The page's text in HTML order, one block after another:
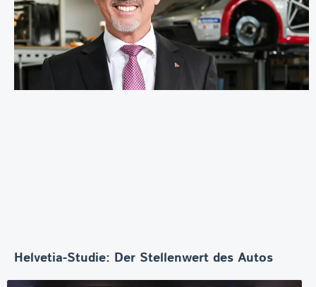
Helvetia-Studie: Der Stellenwert des Autos